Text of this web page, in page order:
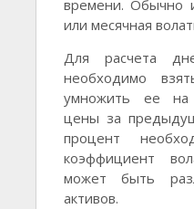
времени. Обычно
или месячная
Для расчета
необходимо
умножить ее на
цены за
процент
коэффициент
может быть
активов.